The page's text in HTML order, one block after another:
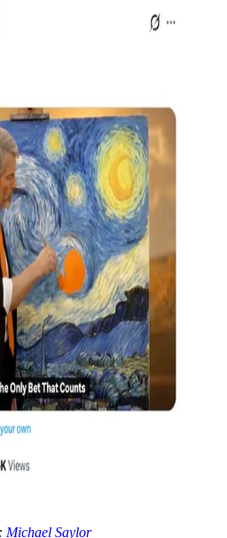
Michael Saylor